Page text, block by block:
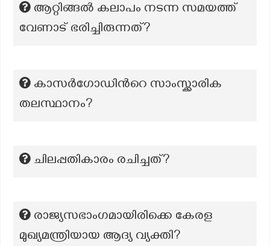
ആറ്റിങ്ങൽ കലാപം നടന്ന സമയത്ത്
വേണാട് ഭരിച്ചിരുന്നത്?
കാസർഗോഡിന്‍റെ സാംസ്ക്കാരിക
തലസ്ഥാനം?
ചിലപ്പതികാരം രചിച്ചത്?
രാജ്യസഭാംഗമായിരിക്കെ കേരള
മുഖ്യമന്ത്രിയായ ആദ്യ വ്യക്തി?